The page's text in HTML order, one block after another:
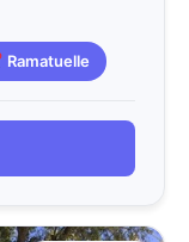
Ramatuelle